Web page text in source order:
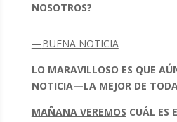
NOSOTROS?
—BUENA NOTICIA
LO MARAVILLOSO ES QUE
NOTICIA—LA MEJOR DE
MAÑANA VEREMOS CUÁL ES